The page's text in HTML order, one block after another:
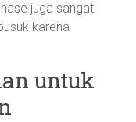
juga sangat
karena
untuk